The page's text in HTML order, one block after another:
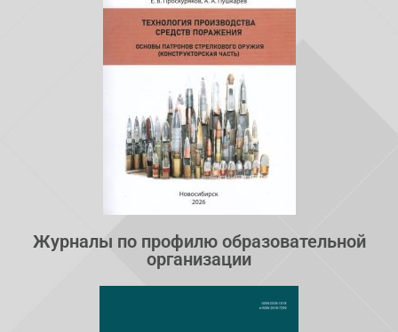
Журналы по профилю образовательной
организации